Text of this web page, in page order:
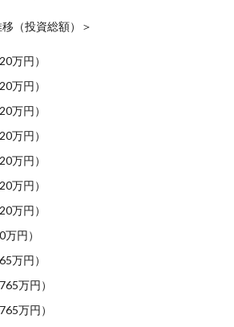
（投資総額）＞
万円）
万円）
万円）
万円）
万円）
万円）
万円）
円）
万円）
万円）
万円）